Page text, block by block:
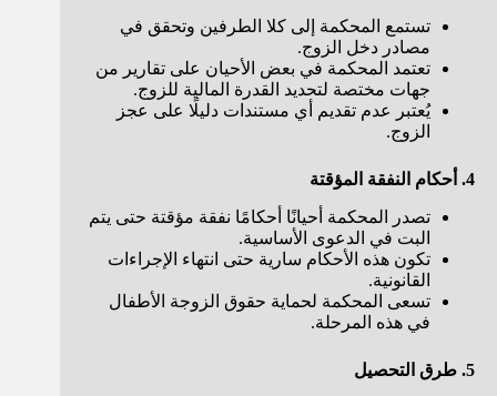
تستمع المحكمة إلى كلا الطرفين وتحقق في
مصادر دخل الزوج.
تعتمد المحكمة في بعض الأحيان على تقارير من
جهات مختصة لتحديد القدرة المالية للزوج.
يُعتبر عدم تقديم أي مستندات دليلًا على عجز
الزوج.
4. أحكام النفقة المؤقتة
تصدر المحكمة أحيانًا أحكامًا نفقة مؤقتة حتى يتم
البت في الدعوى الأساسية.
تكون هذه الأحكام سارية حتى انتهاء الإجراءات
القانونية.
تسعى المحكمة لحماية حقوق الزوجة الأطفال
في هذه المرحلة.
5. طرق التحصيل